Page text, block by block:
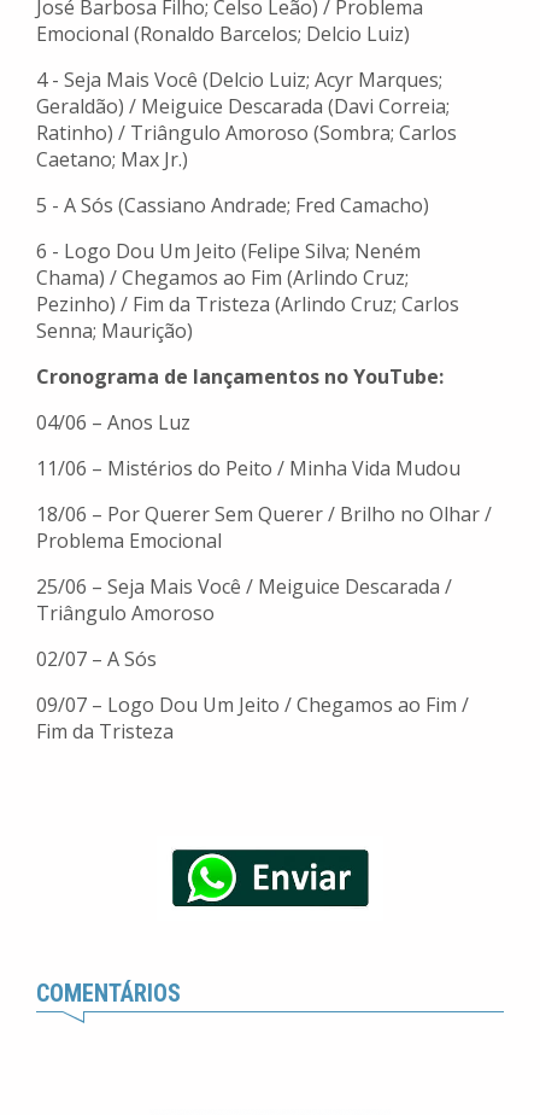
José Barbosa Filho; Celso Leão) / Problema
Emocional (Ronaldo Barcelos; Delcio Luiz)
4 - Seja Mais Você (Delcio Luiz; Acyr Marques;
Geraldão) / Meiguice Descarada (Davi Correia;
Ratinho) / Triângulo Amoroso (Sombra; Carlos
Caetano; Max Jr.)
5 - A Sós (Cassiano Andrade; Fred Camacho)
6 - Logo Dou Um Jeito (Felipe Silva; Neném
Chama) / Chegamos ao Fim (Arlindo Cruz;
Pezinho) / Fim da Tristeza (Arlindo Cruz; Carlos
Senna; Maurição)
Cronograma de lançamentos no YouTube:
04/06 – Anos Luz
11/06 – Mistérios do Peito / Minha Vida Mudou
18/06 – Por Querer Sem Querer / Brilho no Olhar /
Problema Emocional
25/06 – Seja Mais Você / Meiguice Descarada /
Triângulo Amoroso
02/07 – A Sós
09/07 – Logo Dou Um Jeito / Chegamos ao Fim /
Fim da Tristeza
COMENTÁRIOS